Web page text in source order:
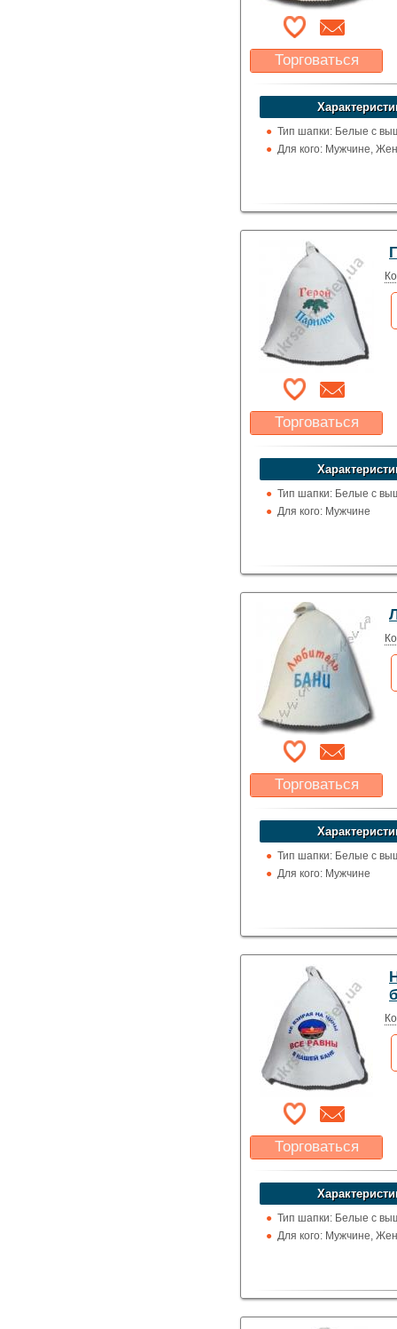
Торговаться
Какая цена Вас
устроит?
Указать цену
Тип шапки: Белые с
Для кого: Мужчине,
Торговаться
Какая цена Вас
устроит?
Указать цену
Тип шапки: Белые с
Для кого: Мужчине
Торговаться
Какая цена Вас
устроит?
Указать цену
Тип шапки: Белые с
Для кого: Мужчине
Торговаться
Какая цена Вас
устроит?
Указать цену
Тип шапки: Белые с
Для кого: Мужчине,